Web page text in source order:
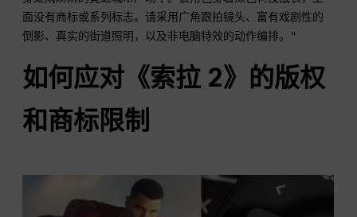
面没有商标或系列标志。请采用广角跟拍镜头、富有戏剧性的
倒影、真实的街道照明，以及非电脑特效的动作编排。"
如何应对《索拉 2》的版权
和商标限制